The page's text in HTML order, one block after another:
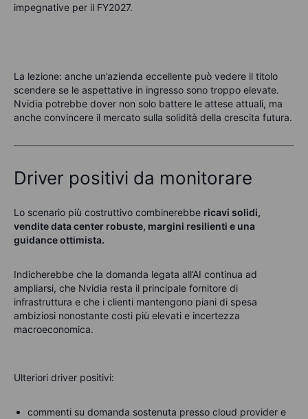
impegnative per il FY2027.
La lezione: anche un’azienda eccellente può vedere il titolo
scendere se le aspettative in ingresso sono troppo elevate.
Nvidia potrebbe dover non solo battere le attese attuali, ma
anche convincere il mercato sulla solidità della crescita futura.
Driver positivi da monitorare
Lo scenario più costruttivo combinerebbe ricavi solidi,
vendite data center robuste, margini resilienti e una
guidance ottimista.
Indicherebbe che la domanda legata all’AI continua ad
ampliarsi, che Nvidia resta il principale fornitore di
infrastruttura e che i clienti mantengono piani di spesa
ambiziosi nonostante costi più elevati e incertezza
macroeconomica.
Ulteriori driver positivi:
commenti su domanda sostenuta presso cloud provider e